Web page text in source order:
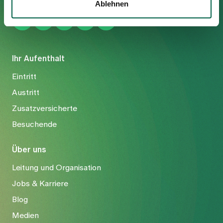
Ablehnen
Ihr Aufenthalt
Eintritt
Austritt
Zusatzversicherte
Besuchende
Über uns
Leitung und Organisation
Jobs & Karriere
Blog
Medien